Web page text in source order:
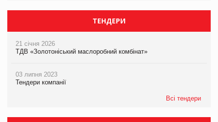
ТЕНДЕРИ
21 січня 2026
ТДВ «Золотоніський маслоробний комбінат»
03 липня 2023
Тендери компанії
Всі тендери